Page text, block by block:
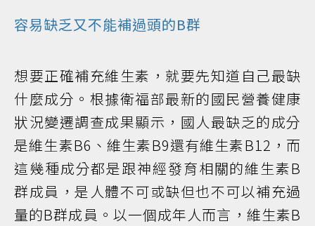
容易缺乏又不能補過頭的B群
想要正確補充維生素，就要先知道自己最缺
什麼成分。根據衛福部最新的國民營養健康
狀況變遷調查成果顯示，國人最缺乏的成分
是維生素B6、維生素B9還有維生素B12，而
這幾種成分都是跟神經發育相關的維生素B
群成員，是人體不可或缺但也不可以補充過
量的B群成員。以一個成年人而言，維生素B